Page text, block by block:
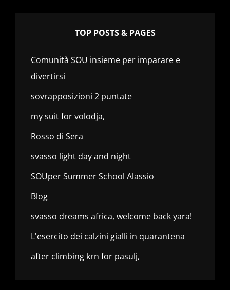
TOP POSTS & PAGES
Comunità SOU insieme per imparare e
divertirsi
sovrapposizioni 2 puntate
my suit for volodja,
Rosso di Sera
svasso light day and night
SOUper Summer School Alassio
Blog
svasso dreams africa, welcome back yara!
L'esercito dei calzini gialli in quarantena
after climbing krn for pasulj,